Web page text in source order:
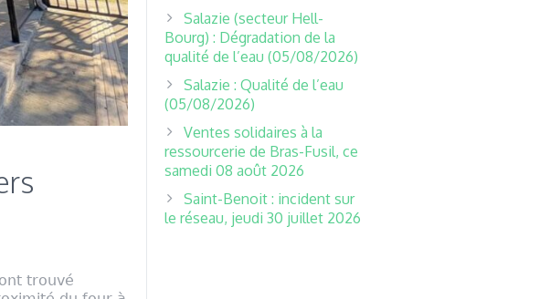
trouvé
Salazie (secteur Hell-
Bourg) : Dégradation de la
qualité de l’eau (05/08/2026)
Salazie : Qualité de l’eau
(05/08/2026)
Ventes solidaires à la
ressourcerie de Bras-Fusil, ce
samedi 08 août 2026
Saint-Benoit : incident sur
le réseau, jeudi 30 juillet 2026